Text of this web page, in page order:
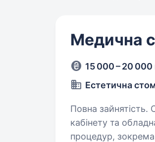
Медична
15 000 – 20 000
Естетична
Повна зайнятість. Середня
кабінету та обладнання до
процедур, зокрема при